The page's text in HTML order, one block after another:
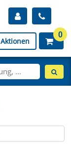
Aktionen
0